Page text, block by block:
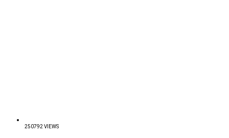
250792 VIEWS